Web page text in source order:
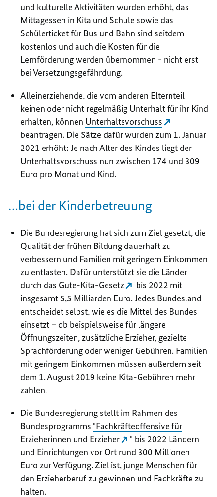
und kulturelle Aktivitäten wurden erhöht, das
Mittagessen in Kita und Schule sowie das
Schülerticket für Bus und Bahn sind seitdem
kostenlos und auch die Kosten für die
Lernförderung werden übernommen - nicht erst
bei Versetzungsgefährdung.
Alleinerziehende, die vom anderen Elternteil
keinen oder nicht regelmäßig Unterhalt für ihr Kind
erhalten, können Unterhaltsvorschuss
beantragen. Die Sätze dafür wurden zum 1. Januar
2021 erhöht: Je nach Alter des Kindes liegt der
Unterhaltsvorschuss nun zwischen 174 und 309
Euro pro Monat und Kind.
…bei der Kinderbetreuung
Die Bundesregierung hat sich zum Ziel gesetzt, die
Qualität der frühen Bildung dauerhaft zu
verbessern und Familien mit geringem Einkommen
zu entlasten. Dafür unterstützt sie die Länder
durch das Gute-Kita-Gesetz
bis 2022 mit
insgesamt 5,5 Milliarden Euro. Jedes Bundesland
entscheidet selbst, wie es die Mittel des Bundes
einsetzt – ob beispielsweise für längere
Öffnungszeiten, zusätzliche Erzieher, gezielte
Sprachförderung oder weniger Gebühren. Familien
mit geringem Einkommen müssen außerdem seit
dem 1. August 2019 keine Kita-Gebühren mehr
zahlen.
Die Bundesregierung stellt im Rahmen des
Bundesprogramms "Fachkräfteoffensive für
Erzieherinnen und Erzieher
" bis 2022 Ländern
und Einrichtungen vor Ort rund 300 Millionen
Euro zur Verfügung. Ziel ist, junge Menschen für
den Erzieherberuf zu gewinnen und Fachkräfte zu
halten.